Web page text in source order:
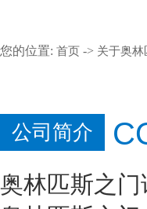
您的位置: 首页 -> 关于奥林匹
公司简介
奥林匹斯之门